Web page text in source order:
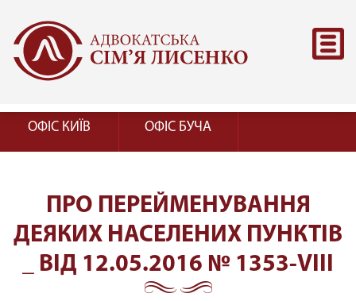
ОФІС КИЇВ ОФІС БУЧА
ПРО ПЕРЕЙМЕНУВАННЯ
ДЕЯКИХ НАСЕЛЕНИХ ПУНКТІВ
_ ВІД 12.05.2016 № 1353-VIII